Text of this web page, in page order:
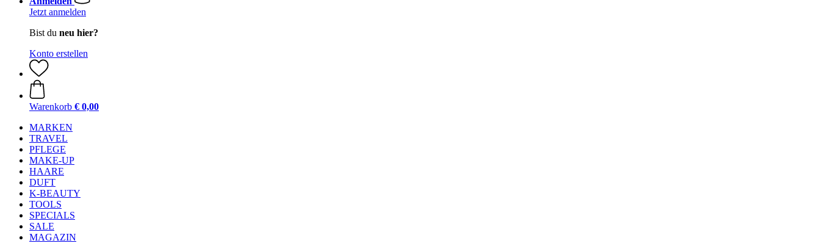
Jetzt anmelden
Bist du neu hier?
Konto erstellen
Warenkorb € 0,00
MARKEN
TRAVEL
PFLEGE
MAKE-UP
HAARE
DUFT
K-BEAUTY
TOOLS
SPECIALS
SALE
MAGAZIN